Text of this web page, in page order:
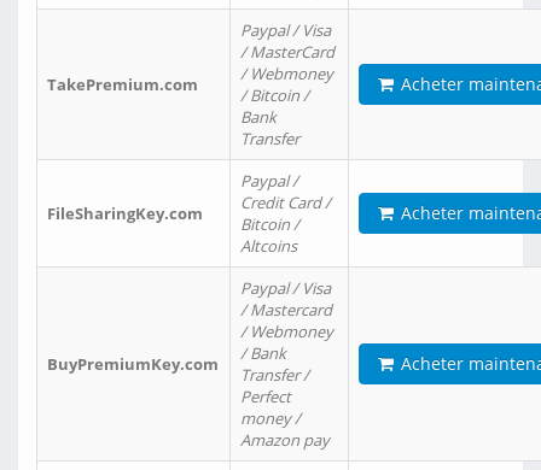
TakePremium.com
Paypal / Visa
/ MasterCard
/ Webmoney
/ Bitcoin /
Bank
Transfer
Acheter
FileSharingKey.com
Paypal /
Credit Card /
Bitcoin /
Altcoins
Acheter
BuyPremiumKey.com
Paypal / Visa
/ Mastercard
/ Webmoney
/ Bank
Transfer /
Perfect
money /
Amazon pay
Acheter